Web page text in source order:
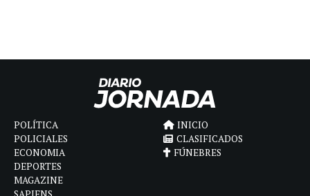
POLÍTICA
POLICIALES
ECONOMIA
DEPORTES
MAGAZINE
INICIO
CLASIFICADOS
FÚNEBRES